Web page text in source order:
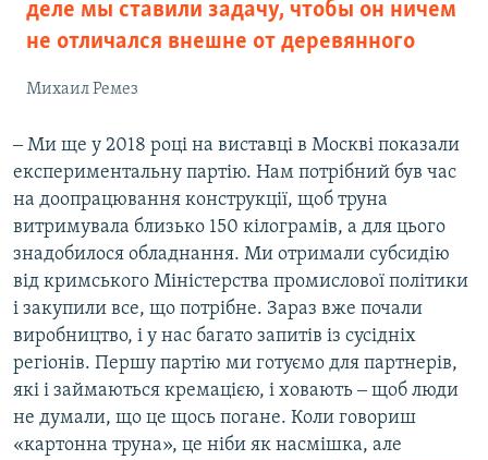
деле мы ставили задачу, чтобы он ничем
не отличался внешне от деревянного
Михаил Ремез
‒ Ми ще у 2018 році на виставці в Москві показали
експериментальну партію. Нам потрібний був час
на доопрацювання конструкції, щоб труна
витримувала близько 150 кілограмів, а для цього
знадобилося обладнання. Ми отримали субсидію
від кримського Міністерства промислової політики
і закупили все, що потрібне. Зараз вже почали
виробництво, і у нас багато запитів із сусідніх
регіонів. Першу партію ми готуємо для партнерів,
які і займаються кремацією, і ховають ‒ щоб люди
не думали, що це щось погане. Коли говориш
«картонна труна», це ніби як насмішка, але